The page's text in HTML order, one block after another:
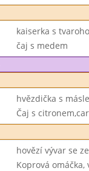
kaiserka s
čaj s medem
hvězdička s
Čaj s
hovězí vývar se
Koprová omáčka,